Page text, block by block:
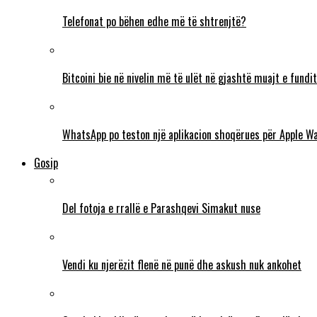
Telefonat po bëhen edhe më të shtrenjtë?
Bitcoini bie në nivelin më të ulët në gjashtë muajt e fundit
WhatsApp po teston një aplikacion shoqërues për Apple
Gosip
Del fotoja e rrallë e Parashqevi Simakut nuse
Vendi ku njerëzit flenë në punë dhe askush nuk ankohet